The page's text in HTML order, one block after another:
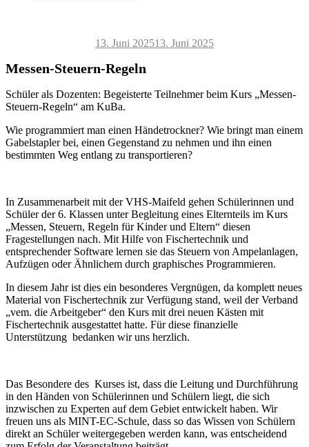
Veröffentlicht
13. Juni 202513. Juni 2025
Messen-Steuern-Regeln
Schüler als Dozenten: Begeisterte Teilnehmer beim Kurs „Messen-
Steuern-Regeln“ am KuBa.
Wie programmiert man einen Händetrockner? Wie bringt man einem
Gabelstapler bei, einen Gegenstand zu nehmen und ihn einen
bestimmten Weg entlang zu transportieren?
In Zusammenarbeit mit der VHS-Maifeld gehen Schülerinnen und
Schüler der 6. Klassen unter Begleitung eines Elternteils im Kurs
„Messen, Steuern, Regeln für Kinder und Eltern“ diesen
Fragestellungen nach. Mit Hilfe von Fischertechnik und
entsprechender Software lernen sie das Steuern von Ampelanlagen,
Aufzügen oder Ähnlichem durch graphisches Programmieren.
In diesem Jahr ist dies ein besonderes Vergnügen, da komplett neues
Material von Fischertechnik zur Verfügung stand, weil der Verband
„vem. die Arbeitgeber“ den Kurs mit drei neuen Kästen mit
Fischertechnik ausgestattet hatte. Für diese finanzielle
Unterstützung bedanken wir uns herzlich.
Das Besondere des Kurses ist, dass die Leitung und Durchführung
in den Händen von Schülerinnen und Schülern liegt, die sich
inzwischen zu Experten auf dem Gebiet entwickelt haben. Wir
freuen uns als MINT-EC-Schule, dass so das Wissen von Schülern
direkt an Schüler weitergegeben werden kann, was entscheidend